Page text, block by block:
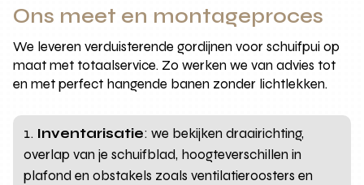
Ons meet en montageproces
We leveren verduisterende gordijnen voor schuifpui op
maat met totaalservice. Zo werken we van advies tot
en met perfect hangende banen zonder lichtlekken.
Inventarisatie: we bekijken draairichting,
overlap van je schuifblad, hoogteverschillen in
plafond en obstakels zoals ventilatieroosters en